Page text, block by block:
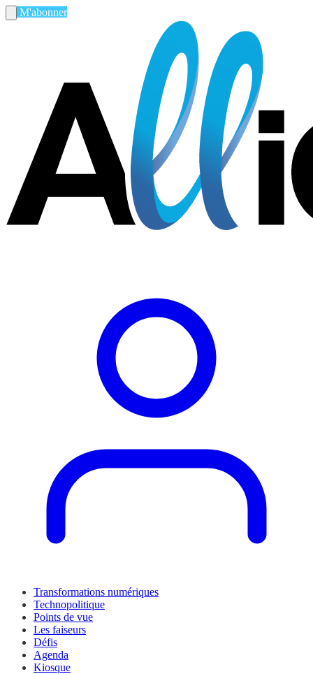
M'abonner
Transformations numériques
Technopolitique
Points de vue
Les faiseurs
Défis
Agenda
Kiosque